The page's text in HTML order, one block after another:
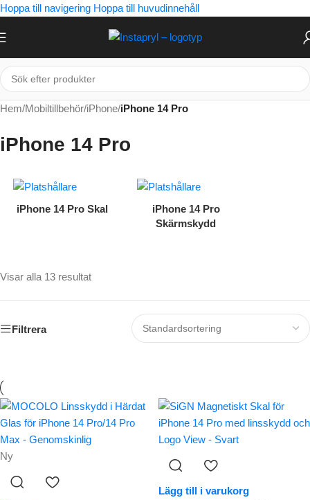
Hoppa till navigering Hoppa till huvudinnehåll
Hem/Mobiltillbehör/iPhone/iPhone 14 Pro
iPhone 14 Pro
iPhone 14 Pro Skal
iPhone 14 Pro
Skärmskydd
Visar alla 13 resultat
Filtrera
Ny
Lägg till i varukorg